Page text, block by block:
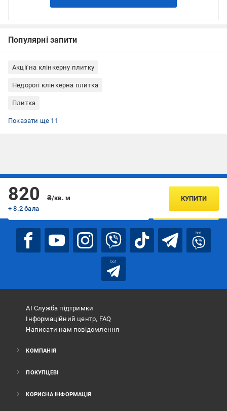
Популярні запити
Акції на клінкерну плитку
Недорогі клінкерна плитка
Плитка
Фасадна плитка
Клінкерна плитка для внутрішнього оздоблення
Цокольна плитка (клінкер для цоколя)
Клінкерна плитка для вулиці
Клінкерна плитка для каміна
Клінкерна плитка для стін
Клінкерна плитка матовая
Клінкерна плитка Польща
Клінкерна плитка плитка
Клінкерна плитка Ceramika Paradyz
Клінкерна плитка для тераси
Показати ще 11
820
₴/кв. м
+ 8.2 бала
КУПИТИ
Підписуйтесь, щоб дізнаватись першим про акції та пропозиції
ПІДПИСАТИСЯ
bot
bot
АІ Служба підтримки
Інформаційний центр, FAQ
Написати нам повідомлення
КОМПАНІЯ
ПОКУПЦЕВІ
КОРИСНА ІНФОРМАЦІЯ